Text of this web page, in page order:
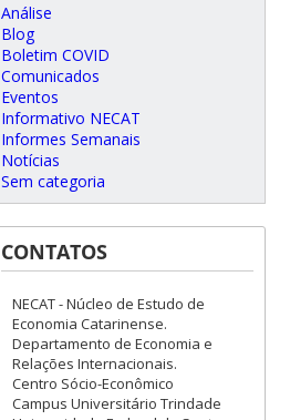
Análise
Blog
Boletim COVID
Comunicados
Eventos
Informativo NECAT
Informes Semanais
Notícias
Sem categoria
CONTATOS
NECAT - Núcleo de Estudo de
Economia Catarinense.
Departamento de Economia e
Relações Internacionais.
Centro Sócio-Econômico
Campus Universitário Trindade